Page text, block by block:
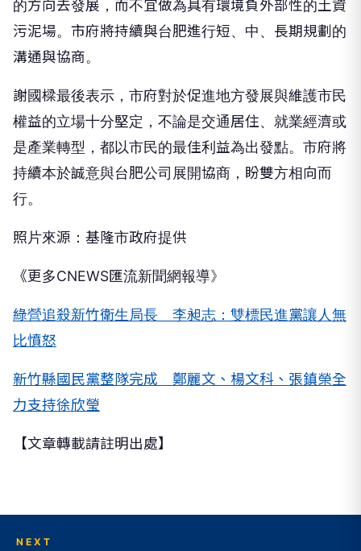
的方向去發展，而不宜做為具有環境負外部性的土資
污泥場。市府將持續與台肥進行短、中、長期規劃的
溝通與協商。
謝國樑最後表示，市府對於促進地方發展與維護市民
權益的立場十分堅定，不論是交通居住、就業經濟或
是產業轉型，都以市民的最佳利益為出發點。市府將
持續本於誠意與台肥公司展開協商，盼雙方相向而
行。
照片來源：基隆市政府提供
《更多CNEWS匯流新聞網報導》
綠營追殺新竹衛生局長 李昶志：雙標民進黨讓人無
比憤怒
新竹縣國民黨整隊完成 鄭麗文、楊文科、張鎮榮全
力支持徐欣瑩
【文章轉載請註明出處】
NEXT